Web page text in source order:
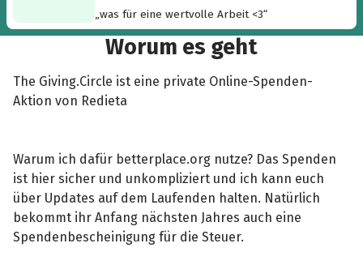
„was für eine wertvolle Arbeit <3“
Worum es geht
The Giving.Circle ist eine private Online-Spenden-
Aktion von Redieta
Warum ich dafür betterplace.org nutze? Das Spenden
ist hier sicher und unkompliziert und ich kann euch
über Updates auf dem Laufenden halten. Natürlich
bekommt ihr Anfang nächsten Jahres auch eine
Spendenbescheinigung für die Steuer.